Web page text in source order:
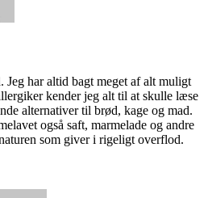
Jeg har altid bagt meget af alt muligt
kender jeg alt til at skulle læse
alternativer til brød, kage og mad.
også saft, marmelade og andre
som giver i rigeligt overflod.